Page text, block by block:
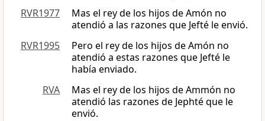
RVR1977
Mas el rey de los hijos de Amón no
atendió a las razones que Jefté le envió.
RVR1995
Pero el rey de los hijos de Amón no
atendió a estas razones que Jefté le
había enviado.
RVA
Mas el rey de los hijos de Ammón no
atendió las razones de Jephté que le
envió.